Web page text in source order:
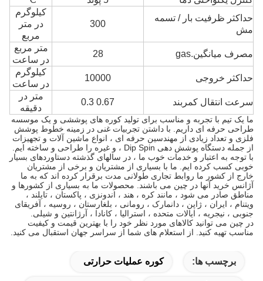
حداکثر ظرفیت بار / تسمه
مش
300
کیلوگرم
در متر
مربع
مصرف میانگین.gas
28
متر مربع
در ساعت
حداکثر خروجی
10000
کیلوگرم
در ساعت
سرعت انتقال کمربند
0.67 0.3
متر در
دقیقه
ما یک تیم با تجربه و مناسب برای تولید کوره های پوششی و یک موسسه
طراحی حرفه ای داریم. با داشتن تجربیات غنی در زمینه خطوط پوشش
فلزی و تعداد زیادی از مهندسین حرفه ای ، انواع ماشین آلات و تجهیزات
از جمله دستگاه پوشش دهی Dip Spin ، و غیره را طراحی و ساخته ایم.
با توجه به اعتبار و خدمات خوب ما ، در سالهای گذشته دستاوردهای بسیار
خوبی کسب کرده ایم. ما با بسیاری از مشتریان و برخی از مشتریان
خارج از کشور ما روابط تجاری طولانی مدت برقرار کرده اند که به ما
آژانس خرید آنها در چین می باشند. محصولات ما به بسیاری از کشورها و
مناطق صادر می شود ، مانند کره ، هند ، اندونزی ، پاکستان ، تایلند ،
ویتنام ، ایران ، ژاپن ، دانمارک ، رومانی ، بلغارستان ، روسیه ، آفریقای
جنوبی ، نیجریه ، ایالات متحده ، استرالیا ، کانادا ، آرژانتین و شیلی.
در چین می توانید کالاهای مورد نظر خود را با بهترین قیمت و کیفیت
مناسب تهیه کنید. از استعلام های شما از سراسر جهان استقبال می کنید.
برچسب ها: کوره عملیات حرارتی